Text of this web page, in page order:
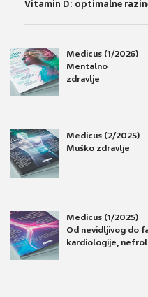
Vitamin D: optimalne
Medicus (1/2026)
Mentalno
zdravlje
Medicus (2/2025)
Muško zdravlje
Medicus (1/2025)
Od nevidljivog do
kardiologije,